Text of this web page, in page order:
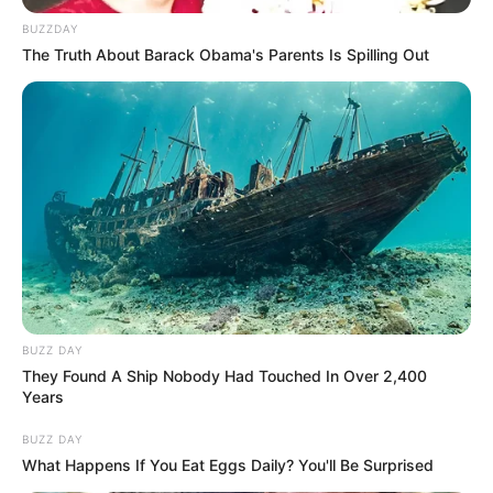
⚖️ Jogszerűen elvehetik Mészárosék egyik
nagy dobása
💔 Drámai hír érkezett Rubint Rékáról – megható
reakciók érkeztek
🚨 Mi folyik itt? Titokban 2061-ig hosszabbították
meg a híres NER-vállalkozó koncesszióját
🚨 Friss: a Fidesz kivonul az államfőválasztásról –
szerintük színjáték Baka András megválasztása
🔥 Magyar Péter ezt üzente Orbán Viktornak – az
eddigi egyik legkeményebb kritikája
Kategóriák
BUZZDAY
The Truth About Barack Obama's Parents Is Spilling Out
BUZZ DAY
They Found A Ship Nobody Had Touched In Over 2,400
Years
BUZZ DAY
What Happens If You Eat Eggs Daily? You'll Be Surprised